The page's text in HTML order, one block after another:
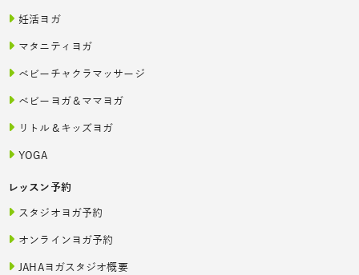
妊活ヨガ
マタニティヨガ
ベビーチャクラマッサージ
ベビーヨガ＆ママヨガ
リトル＆キッズヨガ
YOGA
レッスン予約
スタジオヨガ予約
オンラインヨガ予約
JAHAヨガスタジオ概要